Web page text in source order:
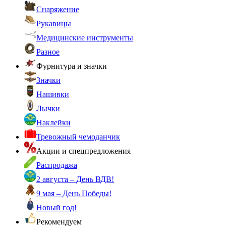
Снаряжение
Рукавицы
Медицинские инструменты
Разное
Фурнитура и значки
Значки
Нашивки
Лычки
Наклейки
Тревожный чемоданчик
Акции и спецпредложения
Распродажа
2 августа – День ВДВ!
9 мая – День Победы!
Новый год!
Рекомендуем